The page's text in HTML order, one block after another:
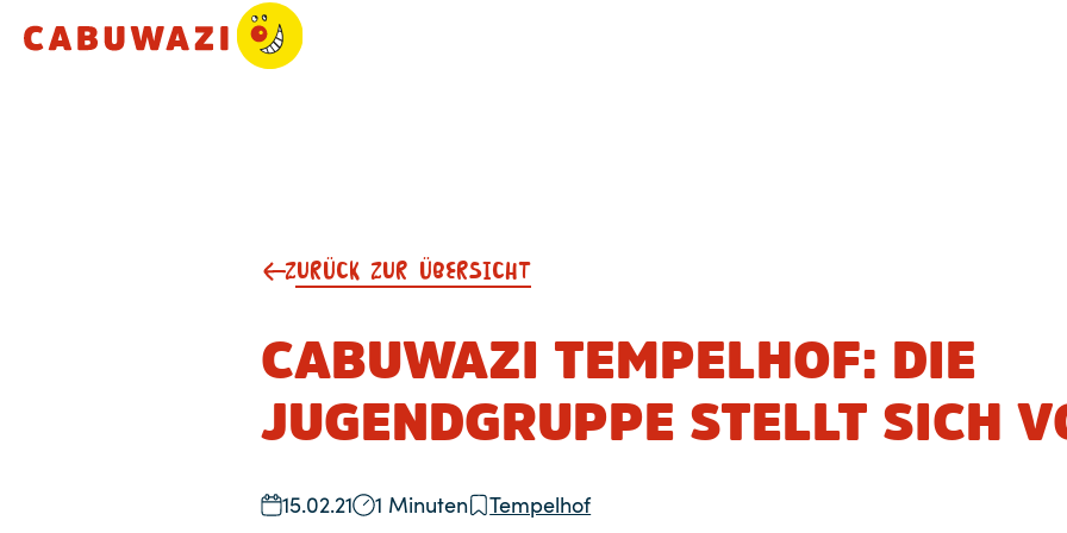
ZURÜCK ZUR ÜBERSICHT
CABUWAZI TEMPELHOF: DIE
JUGENDGRUPPE STELLT SICH
15.02.21 1 Minuten Tempelhof